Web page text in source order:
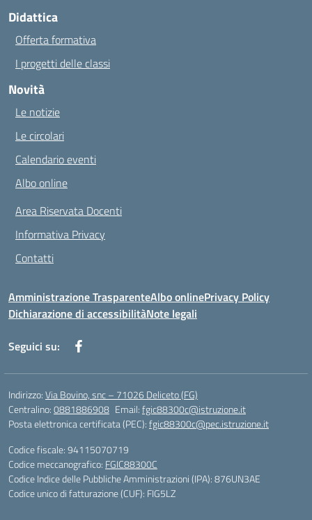
Didattica
Offerta formativa
I progetti delle classi
Novità
Le notizie
Le circolari
Calendario eventi
Albo online
Area Riservata Docenti
Informativa Privacy
Contatti
Amministrazione TrasparenteAlbo onlinePrivacy Policy
Dichiarazione di accessibilitàNote legali
Seguici su:
Indirizzo:Via Bovino, snc – 71026 Deliceto (FG)
Centralino:0881886908 Email:fgic88300c@istruzione.it
Posta elettronica certificata (PEC):fgic88300c@pec.istruzione.it
Codice fiscale: 94115070719
Codice meccanografico: FGIC88300C
Codice Indice delle Pubbliche Amministrazioni (IPA): 876UN3AE
Codice unico di fatturazione (CUF): FIG5LZ